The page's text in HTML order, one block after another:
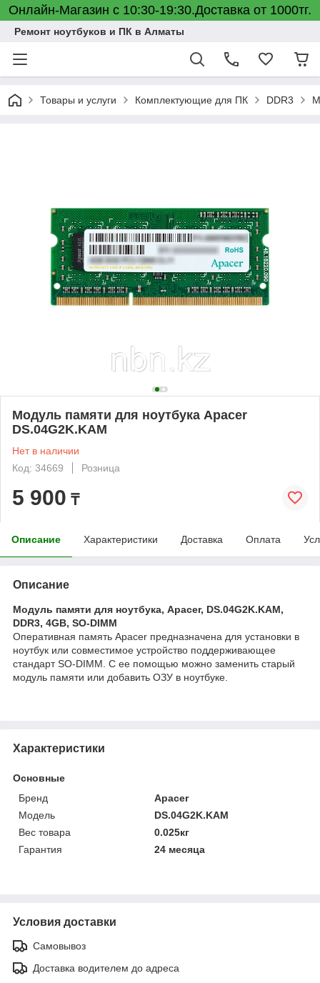
Онлайн-Магазин с 10:30-19:30.Доставка от 1000тг.
Ремонт ноутбуков и ПК в Алматы
Товары и услуги Комплектующие для ПК DDR3
Модуль памяти для ноутбука Apacer
DS.04G2K.KAM
Нет в наличии
Код: 34669
Розница
5 900 ₸
Описание Характеристики Доставка Оплата
Описание
Модуль памяти для ноутбука, Apacer, DS.04G2K.KAM,
DDR3, 4GB, SO-DIMM
Оперативная память Apacer предназначена для установки в
ноутбук или совместимое устройство поддерживающее
стандарт SO-DIMM. С ее помощью можно заменить старый
модуль памяти или добавить ОЗУ в ноутбуке.
Характеристики
Основные
Бренд
Apacer
Модель
DS.04G2K.KAM
Вес товара
0.025кг
Гарантия
24 месяца
Условия доставки
Самовывоз
Доставка водителем до адреса